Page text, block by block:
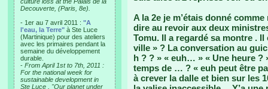
Decouverte, (Paris, 8e).
- 1er au 7 avril 2011 : "A
l'eau, la Terre" à Ste Luce
(Martinique) pour des ateliers
avec les primaires pendant la
semaine du développement
durable.
- From April 1st to 7th, 2011 :
For the national week for
sustainable development in
Ste Luce , "Our planet under
A la 2e je m’étais donné
dire au revoir aux deux
Tomu. Il a regardé sa montre .
ville » ? La conversation au
h ? ? » « euh… » « Une heure ?
temps de … ? « euh peut être
à crever la dalle et bien sur les